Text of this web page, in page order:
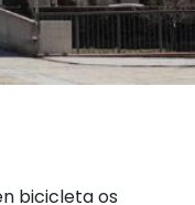
bicicleta os